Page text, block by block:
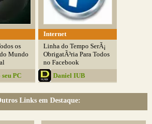
os
Mundo
PC
Internet
Linha do Tempo SerÃ¡
ObrigatÃ³ria Para Todos
no Facebook
Daniel IUB
Links em Destaque: